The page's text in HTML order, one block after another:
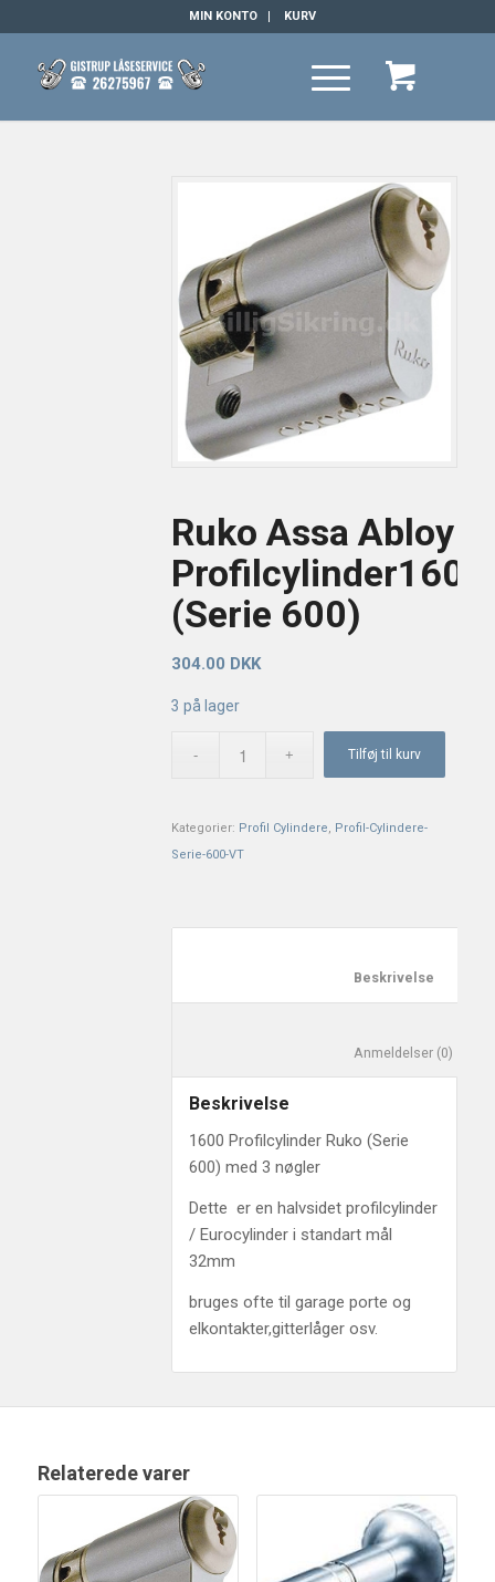
MIN KONTO KURV
Ruko Assa Abloy
Profilcylinder1600
(Serie 600)
304.00 DKK
3 på lager
Tilføj til kurv
Kategorier: Profil Cylindere, Profil-Cylindere-
Serie-600-VT
Beskrivelse
1600 Profilcylinder Ruko (Serie
600) med 3 nøgler
Dette er en halvsidet profilcylinder
/ Eurocylinder i standart mål
32mm
bruges ofte til garage porte og
elkontakter,gitterlåger osv.
Relaterede varer